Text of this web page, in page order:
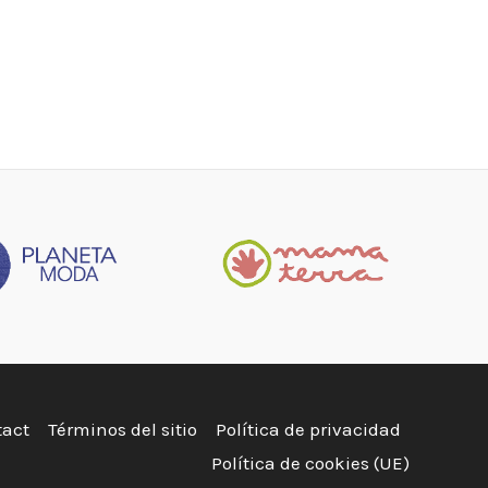
Términos del sitio
Política de privacidad
Política de cookies (UE)